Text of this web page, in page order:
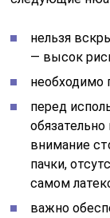
нельзя
— высок
необходимо
перед
внимание
пачки,
самом
важно